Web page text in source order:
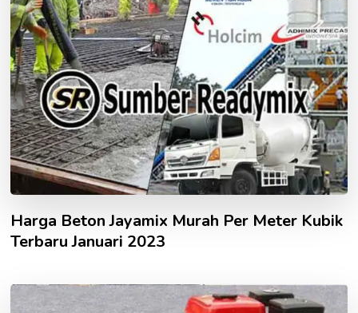
Harga Beton Jayamix Murah Per Meter Kubik
Terbaru Januari 2023